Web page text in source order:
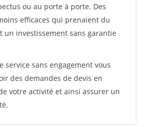
ou au porte à porte. Des
efficaces qui prenaient du
un investissement sans garantie
service sans engagement vous
des demandes de devis en
votre activité et ainsi assurer un